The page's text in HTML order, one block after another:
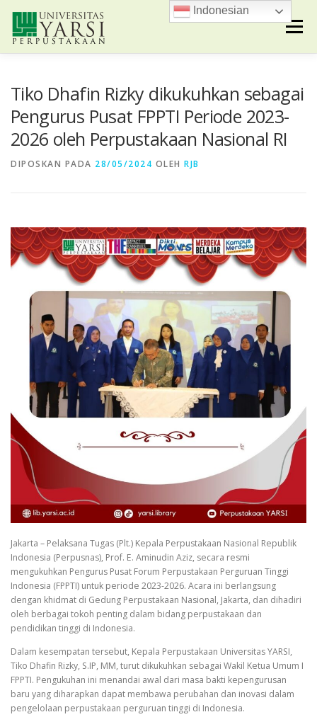
konten
Menu
E-RESOURCES INFORMASI
Tiko Dhafin Rizky dikukuhkan sebagai
Pengurus Pusat FPPTI Periode 2023-
2026 oleh Perpustakaan Nasional RI
DIPOSKAN PADA 28/05/2024 OLEH RJB
Jakarta – Pelaksana Tugas (Plt.) Kepala Perpustakaan Nasional Republik
Indonesia (Perpusnas), Prof. E. Aminudin Aziz, secara resmi
mengukuhkan Pengurus Pusat Forum Perpustakaan Perguruan Tinggi
Indonesia (FPPTI) untuk periode 2023-2026. Acara ini berlangsung
dengan khidmat di Gedung Perpustakaan Nasional, Jakarta, dan dihadiri
oleh berbagai tokoh penting dalam bidang perpustakaan dan
pendidikan tinggi di Indonesia.
Dalam kesempatan tersebut, Kepala Perpustakaan Universitas YARSI,
Tiko Dhafin Rizky, S.IP, MM, turut dikukuhkan sebagai Wakil Ketua Umum I
FPPTI. Pengukuhan ini menandai awal dari masa bakti kepengurusan
baru yang diharapkan dapat membawa perubahan dan inovasi dalam
pengelolaan perpustakaan perguruan tinggi di Indonesia.
Indonesian